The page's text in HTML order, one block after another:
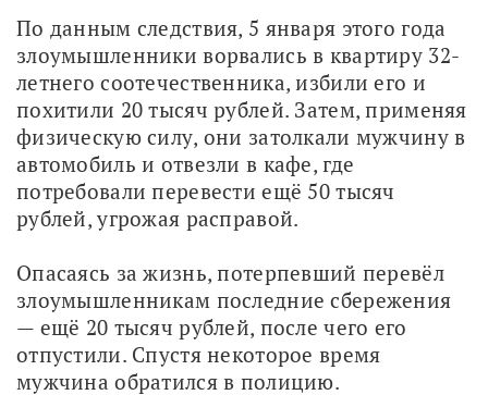
По данным следствия, 5 января этого года
злоумышленники ворвались в квартиру 32-
летнего соотечественника, избили его и
похитили 20 тысяч рублей. Затем, применяя
физическую силу, они затолкали мужчину в
автомобиль и отвезли в кафе, где
потребовали перевести ещё 50 тысяч
рублей, угрожая расправой.
Опасаясь за жизнь, потерпевший перевёл
злоумышленникам последние сбережения
— ещё 20 тысяч рублей, после чего его
отпустили. Спустя некоторое время
мужчина обратился в полицию.